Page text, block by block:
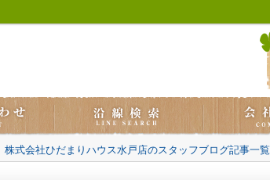
株式会社ひだまりハウス水戸店のスタッフブログ記事一覧